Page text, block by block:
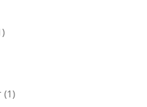
(1)